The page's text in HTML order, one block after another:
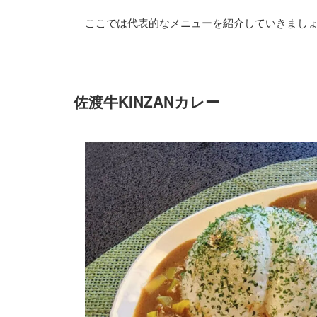
ここでは代表的なメニューを紹介していきまし
佐渡牛KINZANカレー